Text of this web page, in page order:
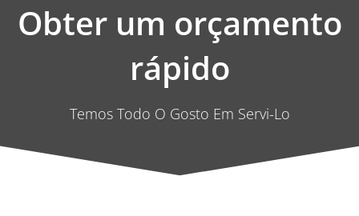
Obter um orçamento
rápido
Temos Todo O Gosto Em Servi-Lo